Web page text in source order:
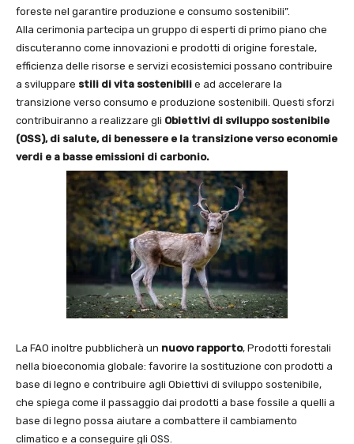
foreste nel garantire produzione e consumo sostenibili”.
Alla cerimonia partecipa un gruppo di esperti di primo piano che
discuteranno come innovazioni e prodotti di origine forestale,
efficienza delle risorse e servizi ecosistemici possano contribuire
a sviluppare stili di vita sostenibili e ad accelerare la
transizione verso consumo e produzione sostenibili. Questi sforzi
contribuiranno a realizzare gli Obiettivi di sviluppo sostenibile
(OSS), di salute, di benessere e la transizione verso economie
verdi e a basse emissioni di carbonio.
La FAO inoltre pubblicherà un nuovo rapporto, Prodotti forestali
nella bioeconomia globale: favorire la sostituzione con prodotti a
base di legno e contribuire agli Obiettivi di sviluppo sostenibile,
che spiega come il passaggio dai prodotti a base fossile a quelli a
base di legno possa aiutare a combattere il cambiamento
climatico e a conseguire gli OSS.